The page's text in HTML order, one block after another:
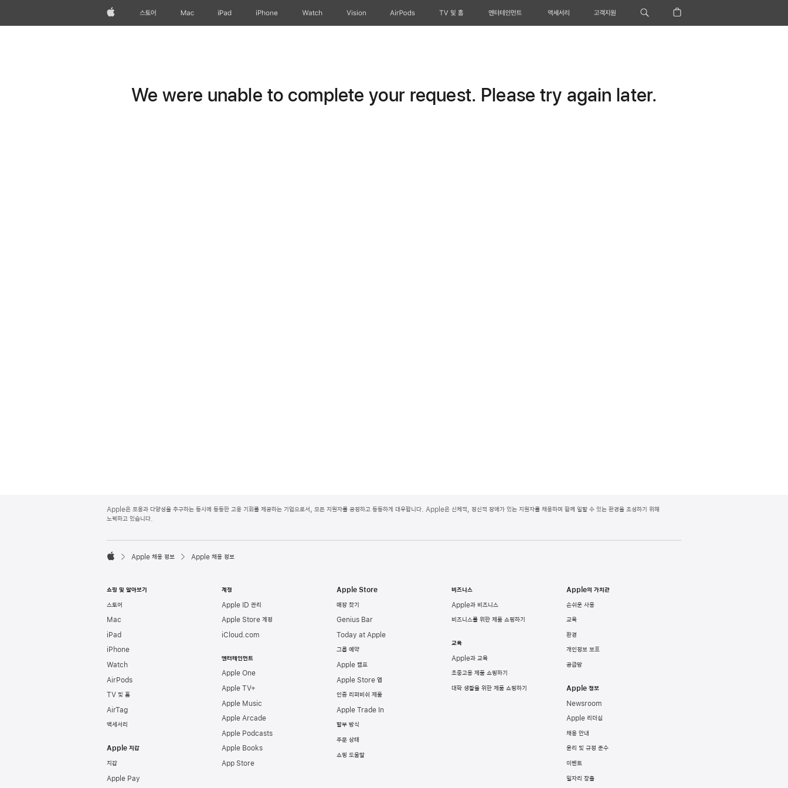
Apple스토어 Mac iPad iPhone Watch Vision AirPods TV 및 홈 엔터테인먼트 액세서리 고객지원
We were unable to complete your request. Please try again later.
p
p
o
r
Apple은 포용과 다양성을 추구하는 동시에 동등한 고용 기회를 제공하는 기업으로서, 모든 지원자를 공정하고 동등하게 대우합니다. Apple은 신체적, 정신적 장애가 있는 지원자를 채용하며 함께 일할 수 있는 환경을 조성하기 위해
노력하고 있습니다.

l
e
Apple 채용 정보 Apple 채용 정보
쇼핑 및 알아보기
스토어
Mac
iPad
iPhone
Watch
AirPods
TV 및 홈
AirTag
액세서리
Apple 지갑
지갑
Apple Pay
계정
Apple ID 관리
Apple Store 계정
iCloud.com
엔터테인먼트
Apple One
Apple TV+
Apple Music
Apple Arcade
Apple Podcasts
Apple Books
App Store
Apple Store
매장 찾기
Genius Bar
Today at Apple
그룹 예약
Apple 캠프
Apple Store 앱
인증 리퍼비쉬 제품
Apple Trade In
할부 방식
주문 상태
쇼핑 도움말
비즈니스
Apple과 비즈니스
비즈니스를 위한 제품 쇼핑하기
교육
Apple과 교육
초중고용 제품 쇼핑하기
대학 생활을 위한 제품 쇼핑하기
Apple의 가치관
손쉬운 사용
교육
환경
개인정보 보호
공급망
Apple 정보
Newsroom
Apple 리더십
채용 안내
윤리 및 규정 준수
이벤트
일자리 창출